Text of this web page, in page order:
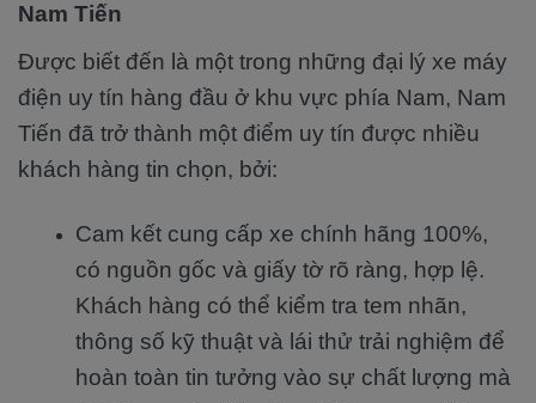
Nam Tiến
Được biết đến là một trong những đại lý xe máy
điện uy tín hàng đầu ở khu vực phía Nam, Nam
Tiến đã trở thành một điểm uy tín được nhiều
khách hàng tin chọn, bởi:
Cam kết cung cấp xe chính hãng 100%,
có nguồn gốc và giấy tờ rõ ràng, hợp lệ.
Khách hàng có thể kiểm tra tem nhãn,
thông số kỹ thuật và lái thử trải nghiệm để
hoàn toàn tin tưởng vào sự chất lượng mà